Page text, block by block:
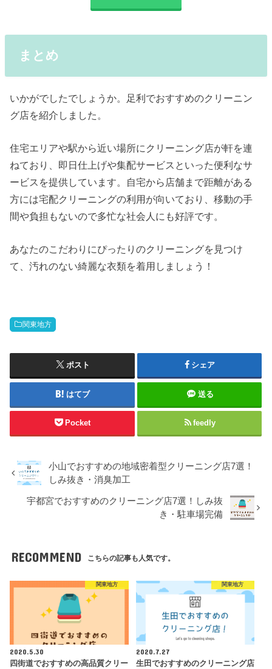
まとめ
いかがでしたでしょうか。足利でおすすめのクリーニン
グ店を紹介しました。
住宅エリアや駅から近い場所にクリーニング店が軒を連
ねており、即日仕上げや集配サービスといった便利なサ
ービスを提供しています。自宅から店舗まで距離がある
方には宅配クリーニングの利用が向いており、移動の手
間や負担もないので多忙な社会人にも好評です。
あなたのこだわりにぴったりのクリーニングを見つけ
て、汚れのない綺麗な衣類を着用しましょう！
関東地方
ポスト シェア
はてブ 送る
Pocket feedly
小山でおすすめの地域密着型クリーニング店7選！
しみ抜き・消臭加工
宇都宮でおすすめのクリーニング店7選！しみ抜
き・駐車場完備
RECOMMEND こちらの記事も人気です。
関東地方
2020.5.30
四街道でおすすめの高品質クリー
関東地方
2020.7.27
生田でおすすめのクリーニング店